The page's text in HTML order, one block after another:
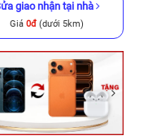
giao nhận tại nhà
Giá 0đ (dưới 5km)